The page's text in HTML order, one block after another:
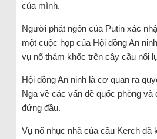
của mình.
Người phát ngôn của Putin xác
một cuộc họp của Hội đồng An
vụ nổ thảm khốc trên cây cầu nối
Hội đồng An ninh là cơ quan ra
Nga về các vấn đề quốc phòng và
đứng đầu.
Vụ nổ nhục nhã của cầu Kerch đã